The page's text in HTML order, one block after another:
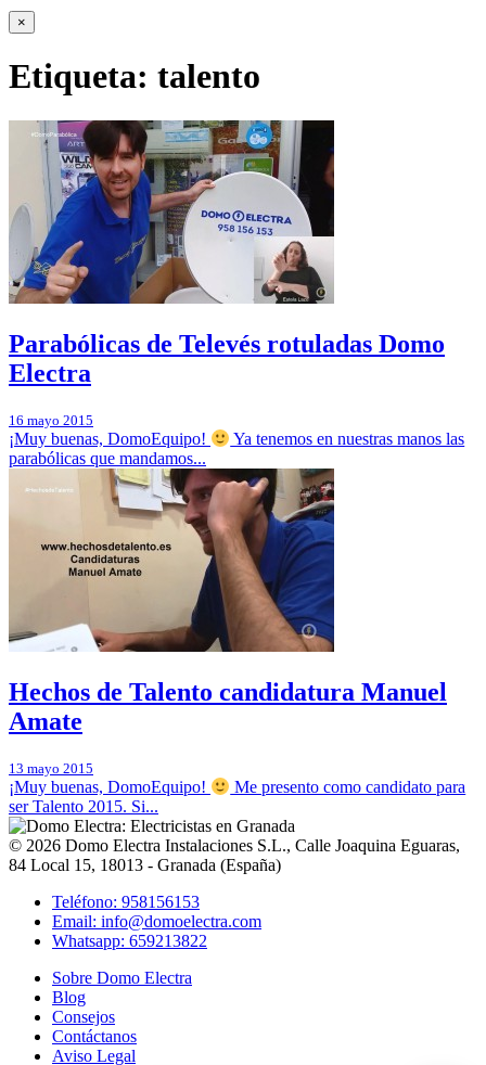
×
Etiqueta: talento
Parabólicas de Televés rotuladas Domo
Electra
16 mayo 2015
¡Muy buenas, DomoEquipo!
Ya tenemos en nuestras manos las
parabólicas que mandamos...
Hechos de Talento candidatura Manuel
Amate
13 mayo 2015
¡Muy buenas, DomoEquipo!
Me presento como candidato para
ser Talento 2015. Si...
© 2026 Domo Electra Instalaciones S.L., Calle Joaquina Eguaras,
84 Local 15, 18013 - Granada (España)
Teléfono: 958156153
Email: info@domoelectra.com
Whatsapp: 659213822
Sobre Domo Electra
Blog
Consejos
Contáctanos
Aviso Legal